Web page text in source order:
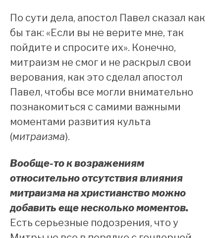
По сути дела, апостол Павел сказал как
бы так: «Если вы не верите мне, так
пойдите и спросите их». Конечно,
митраизм не смог и не раскрыл свои
верования, как это сделал апостол
Павел, чтобы все могли внимательно
познакомиться с самими важными
моментами развития культа
(митраизма).
Вообще-то к возражениям
относительно отсутствия влияния
митраизма на христианство можно
добавить еще несколько моментов.
Есть серьезные подозрения, что у